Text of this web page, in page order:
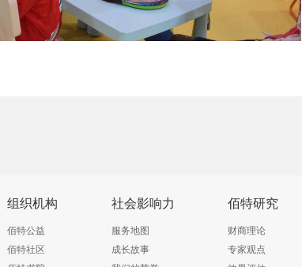
组织机构
佰特公益
佰特社区
社会影响力
服务地图
成长故事
佰特研究
财商理论
专家观点